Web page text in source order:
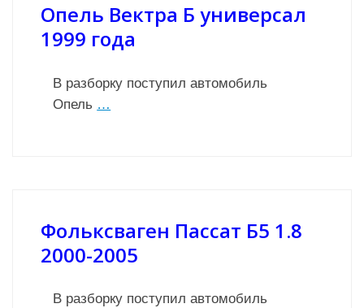
Опель Вектра Б универсал
1999 года
В разборку поступил автомобиль
Опель …
Фольксваген Пассат Б5 1.8
2000-2005
В разборку поступил автомобиль